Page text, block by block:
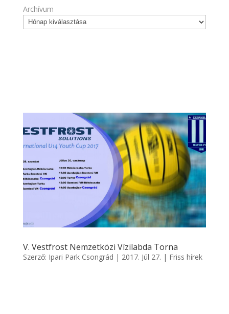
Archívum
V. Vestfrost Nemzetközi Vízilabda Torna
Szerző: Ipari Park Csongrád | 2017. Júl 27. | Friss hírek